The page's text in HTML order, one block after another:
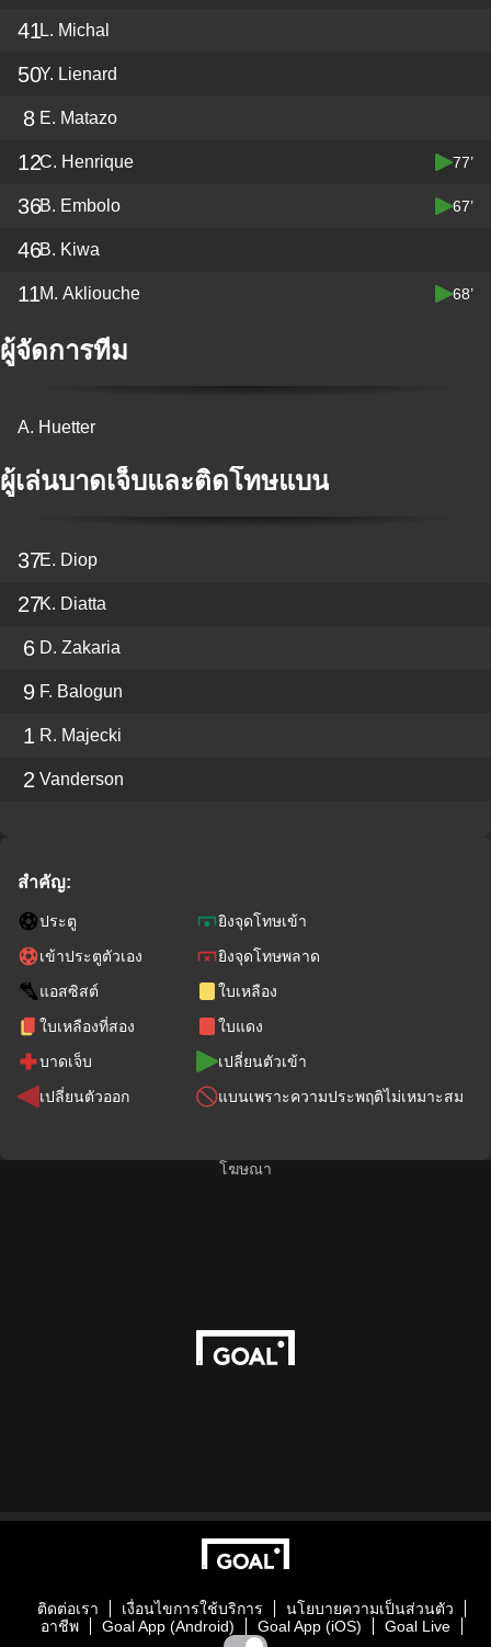
41L. Michal
50Y. Lienard
8 E. Matazo
12C. Henrique 77’
36B. Embolo 67’
46B. Kiwa
11M. Akliouche 68’
ผู้จัดการทีม
A. Huetter
ผู้เล่นบาดเจ็บและติดโทษแบน
37E. Diop
27K. Diatta
6 D. Zakaria
9 F. Balogun
1 R. Majecki
2 Vanderson
สำคัญ:
ประตู
ยิงจุดโทษเข้า
เข้าประตูตัวเอง
ยิงจุดโทษพลาด
แอสซิสต์
ใบเหลือง
ใบเหลืองที่สอง
ใบแดง
บาดเจ็บ
เปลี่ยนตัวเข้า
เปลี่ยนตัวออก
แบนเพราะความประพฤติไม่เหมาะสม
โฆษณา
ติดต่อเรา เงื่อนไขการใช้บริการ
นโยบายความเป็นส่วนตัว
อาชีพ
Goal App (Android) Goal App (iOS) Goal Live